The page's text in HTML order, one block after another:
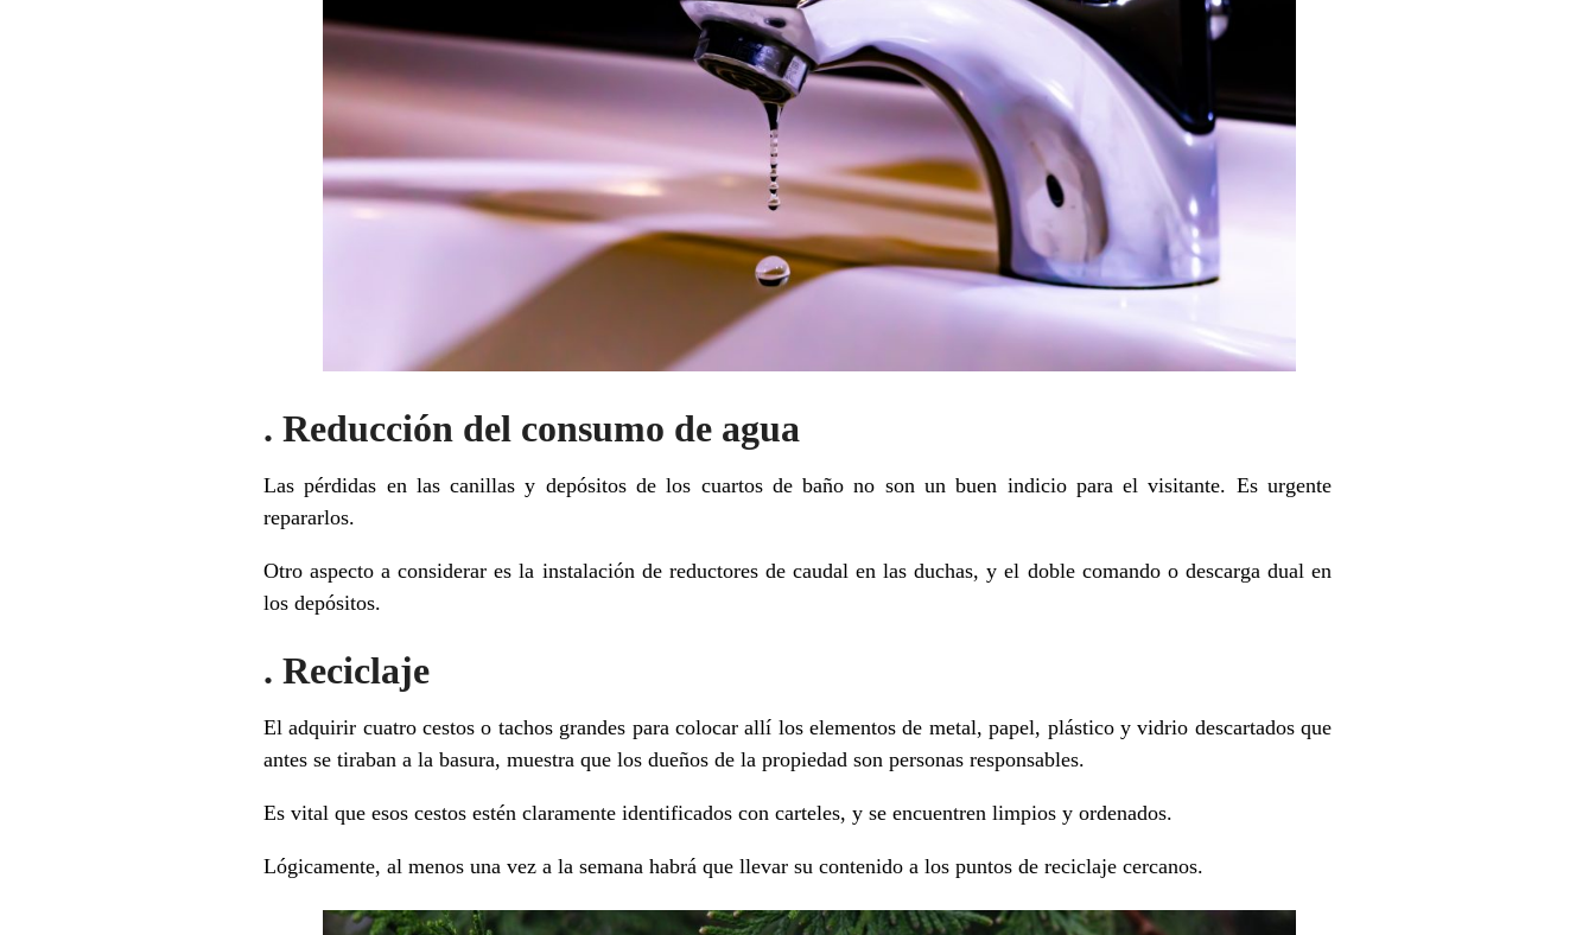
. Reducción del consumo de agua
Las pérdidas en las canillas y depósitos de los cuartos de baño no son un buen indicio para el visitante. Es urgente
repararlos.
Otro aspecto a considerar es la instalación de reductores de caudal en las duchas, y el doble comando o descarga dual en
los depósitos.
. Reciclaje
El adquirir cuatro cestos o tachos grandes para colocar allí los elementos de metal, papel, plástico y vidrio descartados que
antes se tiraban a la basura, muestra que los dueños de la propiedad son personas responsables.
Es vital que esos cestos estén claramente identificados con carteles, y se encuentren limpios y ordenados.
Lógicamente, al menos una vez a la semana habrá que llevar su contenido a los puntos de reciclaje cercanos.